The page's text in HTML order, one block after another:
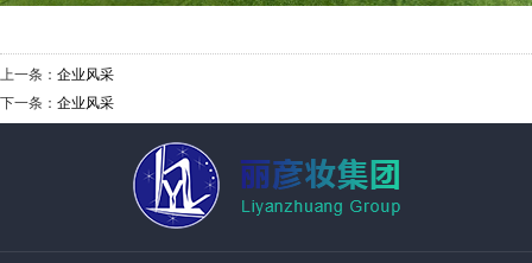
上一条： 企业风采
下一条： 企业风采